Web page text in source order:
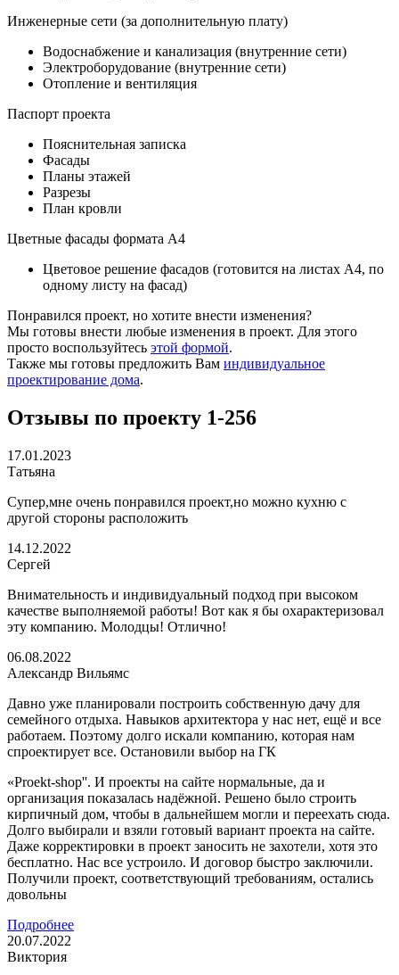
Инженерные сети (за дополнительную плату)
Водоснабжение и канализация (внутренние сети)
Электроборудование (внутренние сети)
Отопление и вентиляция
Паспорт проекта
Пояснительная записка
Фасады
Планы этажей
Разрезы
План кровли
Цветные фасады формата А4
Цветовое решение фасадов (готовится на листах А4, по
одному листу на фасад)
Понравился проект, но хотите внести изменения?
Мы готовы внести любые изменения в проект. Для этого
просто воспользуйтесь этой формой.
Также мы готовы предложить Вам индивидуальное
проектирование дома.
Отзывы по проекту 1-256
17.01.2023
Татьяна
Супер,мне очень понравился проект,но можно кухню с
другой стороны расположить
14.12.2022
Сергей
Внимательность и индивидуальный подход при высоком
качестве выполняемой работы! Вот как я бы охарактеризовал
эту компанию. Молодцы! Отлично!
06.08.2022
Александр Вильямс
Давно уже планировали построить собственную дачу для
семейного отдыха. Навыков архитектора у нас нет, ещё и все
работаем. Поэтому долго искали компанию, которая нам
спроектирует все. Остановили выбор на ГК
«Proekt-shop''. И проекты на сайте нормальные, да и
организация показалась надёжной. Решено было строить
кирпичный дом, чтобы в дальнейшем могли и переехать сюда.
Долго выбирали и взяли готовый вариант проекта на сайте.
Даже корректировки в проект заносить не захотели, хотя это
бесплатно. Нас все устроило. И договор быстро заключили.
Получили проект, соответствующий требованиям, остались
довольны
Подробнее
20.07.2022
Виктория